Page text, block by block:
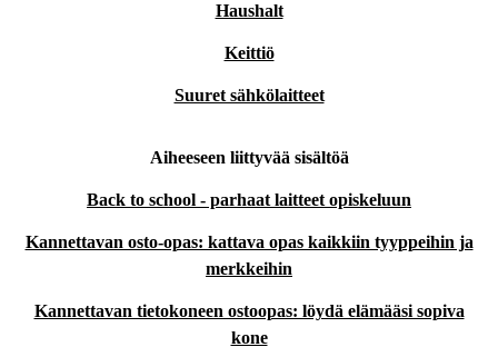
Haushalt
Keittiö
Suuret sähkölaitteet
Aiheeseen liittyvää sisältöä
Back to school - parhaat laitteet opiskeluun
Kannettavan osto-opas: kattava opas kaikkiin tyyppeihin ja
merkkeihin
Kannettavan tietokoneen ostoopas: löydä elämääsi sopiva
kone